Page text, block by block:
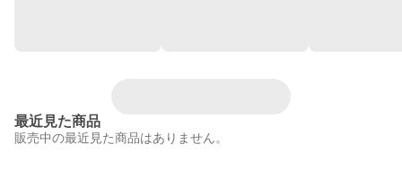
最近見た商品
販売中の最近見た商品はありません。